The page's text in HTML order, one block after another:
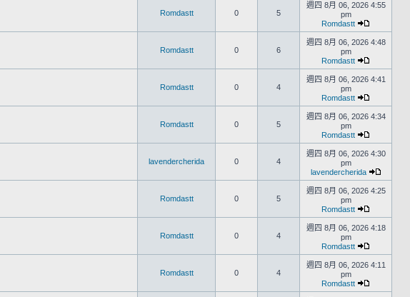
Romdastt 0 5
週四 8月 06, 2026 4:55
pm
Romdastt
Romdastt 0 6
週四 8月 06, 2026 4:48
pm
Romdastt
Romdastt 0 4
週四 8月 06, 2026 4:41
pm
Romdastt
Romdastt 0 5
週四 8月 06, 2026 4:34
pm
Romdastt
lavendercherida 0 4
週四 8月 06, 2026 4:30
pm
lavendercherida
Romdastt 0 5
週四 8月 06, 2026 4:25
pm
Romdastt
Romdastt 0 4
週四 8月 06, 2026 4:18
pm
Romdastt
Romdastt 0 4
週四 8月 06, 2026 4:11
pm
Romdastt